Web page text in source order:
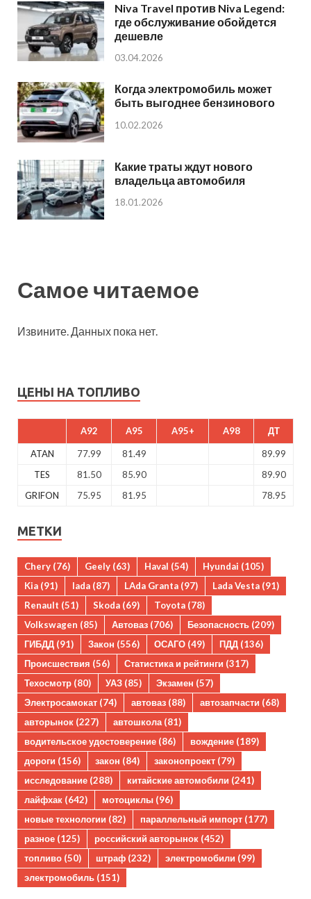
Niva Travel против Niva Legend:
где обслуживание обойдется
дешевле
03.04.2026
Когда электромобиль может
быть выгоднее бензинового
10.02.2026
Какие траты ждут нового
владельца автомобиля
18.01.2026
Самое читаемое
Извините. Данных пока нет.
ЦЕНЫ НА ТОПЛИВО
A92 A95 A95+ A98 ДТ
ATAN 77.99 81.49
89.99
TES
81.50 85.90
89.90
GRIFON
75.95 81.95 78.95
МЕТКИ
Chery (76) Geely (63) Haval (54) Hyundai (105)
Kia (91) lada (87) LAda Granta (97) Lada Vesta (91)
Renault (51) Skoda (69) Toyota (78)
Volkswagen (85) Автоваз (706) Безопасность (209)
ГИБДД (91) Закон (556) ОСАГО (49) ПДД (136)
Происшествия (56) Статистика и рейтинги (317)
Техосмотр (80) УАЗ (85) Экзамен (57)
Электросамокат (74) автоваз (88) автозапчасти (68)
авторынок (227) автошкола(81)
водительское удостоверение (86) вождение (189)
дороги (156) закон (84) законопроект (79)
исследование (288) китайские автомобили (241)
лайфхак (642) мотоциклы (96)
новые технологии (82) параллельный импорт (177)
разное (125) российский авторынок (452)
топливо (50) штраф (232) электромобили (99)
электромобиль (151)